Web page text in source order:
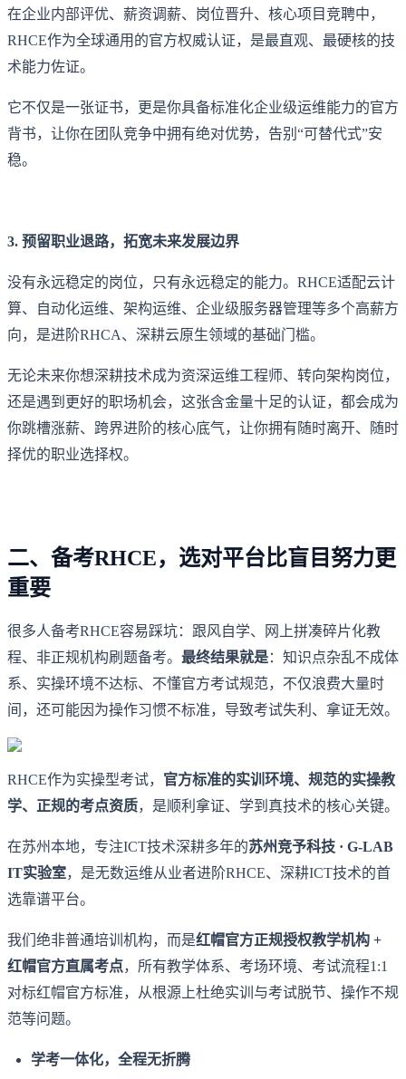
在企业内部评优、薪资调薪、岗位晋升、核心项目竞聘中，
RHCE作为全球通用的官方权威认证，是最直观、最硬核的技
术能力佐证。
它不仅是一张证书，更是你具备标准化企业级运维能力的官方
背书，让你在团队竞争中拥有绝对优势，告别“可替代式”安
稳。
3. 预留职业退路，拓宽未来发展边界
没有永远稳定的岗位，只有永远稳定的能力。RHCE适配云计
算、自动化运维、架构运维、企业级服务器管理等多个高薪方
向，是进阶RHCA、深耕云原生领域的基础门槛。
无论未来你想深耕技术成为资深运维工程师、转向架构岗位，
还是遇到更好的职场机会，这张含金量十足的认证，都会成为
你跳槽涨薪、跨界进阶的核心底气，让你拥有随时离开、随时
择优的职业选择权。
二、备考RHCE，选对平台比盲目努力更
重要
很多人备考RHCE容易踩坑：跟风自学、网上拼凑碎片化教
程、非正规机构刷题备考。 最终结果就是：知识点杂乱不成体
系、实操环境不达标、不懂官方考试规范，不仅浪费大量时
间，还可能因为操作习惯不标准，导致考试失利、拿证无效。
RHCE作为实操型考试， 官方标准的实训环境、规范的实操教
学、正规的考点资质，是顺利拿证、学到真技术的核心关键。
在苏州本地，专注ICT技术深耕多年的苏州竞予科技 · G-LAB
IT实验室，是无数运维从业者进阶RHCE、深耕ICT技术的首
选靠谱平台。
我们绝非普通培训机构，而是红帽官方正规授权教学机构 +
红帽官方直属考点，所有教学体系、考场环境、考试流程1:1
对标红帽官方标准，从根源上杜绝实训与考试脱节、操作不规
范等问题。
学考一体化，全程无折腾